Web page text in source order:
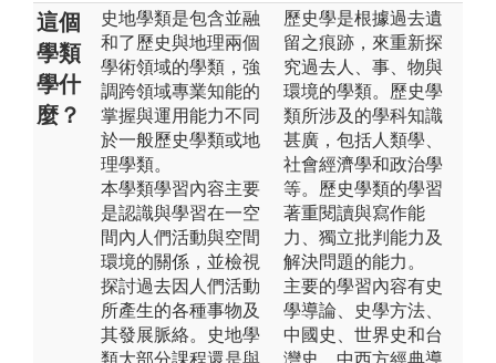
這個
學類
學什
麼？
史地學類是包含並融
和了歷史與地理兩個
學術領域的學類，強
調跨領域專業知能的
掌握與運用能力不同
於一般歷史學類或地
理學類。
本學類學習內容主要
是認識與學習在一空
間內人們活動與空間
環境的關係，並檢視
探討過去因人們活動
所產生的各種事物及
其發展脈絡。史地學
類大部分課程還是與
歷史學是根據過去遺
留之痕跡，來重新探
究過去人、事、物與
環境的學類。歷史學
類所涉及的學科知識
甚廣，包括人類學、
社會經濟學和政治學
等。歷史學類的學習
著重閱讀與寫作能
力、獨立批判能力及
解決問題的能力。
主要的學習內容有史
學導論、史學方法、
中國史、世界史和台
灣史、中西方經典導